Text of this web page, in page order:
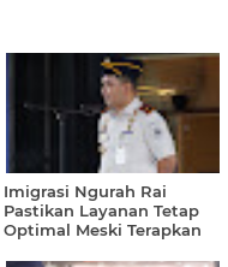
Imigrasi Ngurah Rai
Pastikan Layanan Tetap
Optimal Meski Terapkan